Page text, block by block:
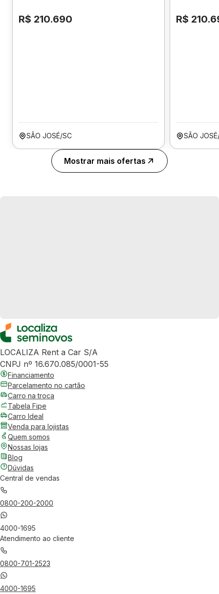
R$ 210.690
SÃO JOSÉ/SC
R$
SÃO
Mostrar mais ofertas
LOCALIZA Rent a Car S/A
CNPJ nº 16.670.085/0001-55
Financiamento
Parcelamento no cartão
Carro na troca
Tabela Fipe
Carro Ideal
Venda para lojistas
Quem somos
Nossas lojas
Blog
Dúvidas
Central de vendas
0800-200-2000
4000-1695
Atendimento ao cliente
0800-701-2523
4000-1695